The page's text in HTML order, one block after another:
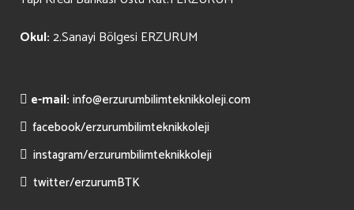
Okul:2.Sanayi Bölgesi ERZURUM
e-mail: info@erzurumbilimteknikkoleji.com
facebook/erzurumbilimteknikkoleji
instagram/erzurumbilimteknikkoleji
twitter/erzurumBTK